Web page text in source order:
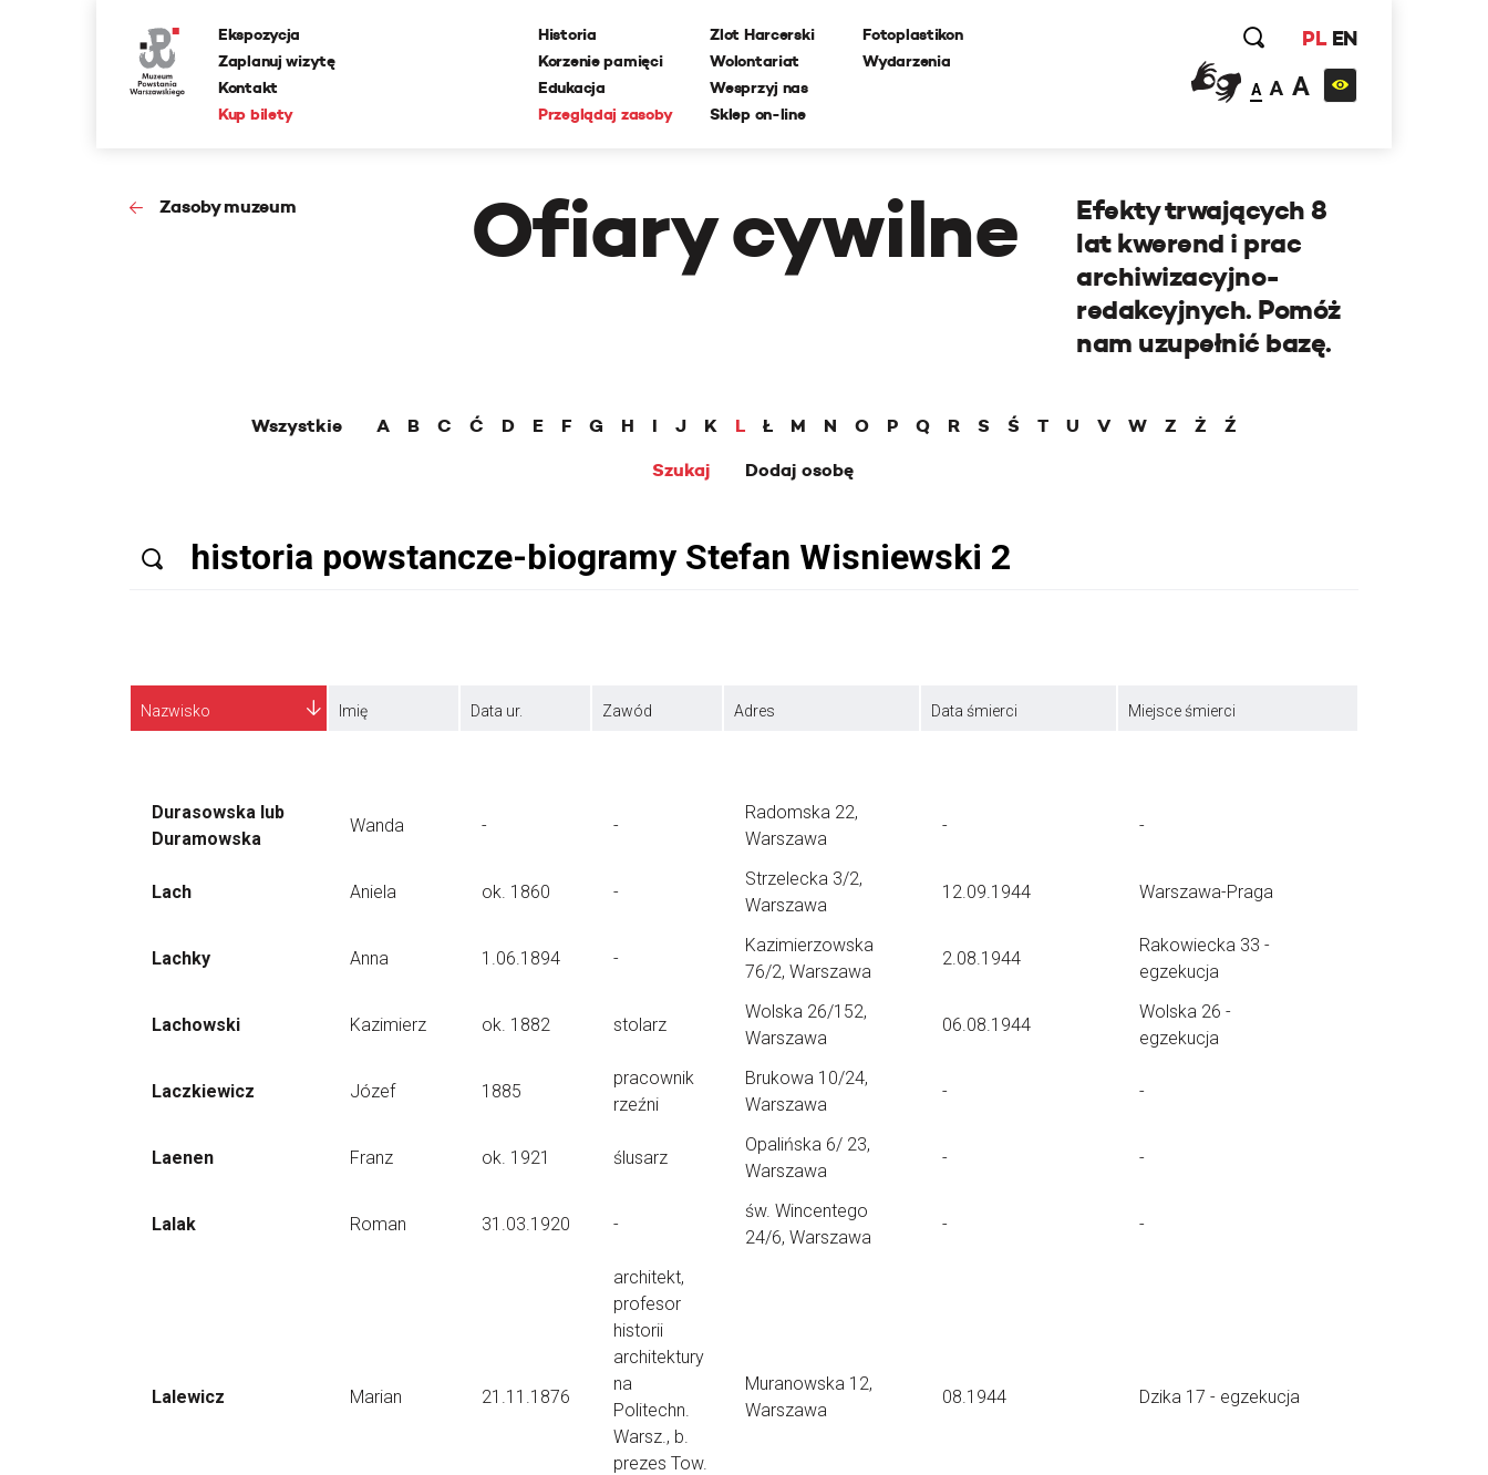
Ekspozycja
Zaplanuj wizytę
Kontakt
Kup bilety
Historia
Korzenie pamięci
Edukacja
Przeglądaj zasoby
Zlot Harcerski
Wolontariat
Wesprzyj nas
Sklep on-line
Fotoplastikon
Wydarzenia
PL EN
A A A
Zasoby muzeum Ofiary cywilne
Efekty trwających 8
lat kwerend i prac
archiwizacyjno-
redakcyjnych. Pomóż
nam uzupełnić bazę.
Wszystkie A B C Ć D E F G H I J K L Ł M N O P Q R S Ś T U V W Z Ż
Ź
Szukaj
Dodaj osobę
Nazwisko Imię Data ur. Zawód Adres Data śmierci Miejsce śmierci
Durasowska lub
Duramowska
Wanda - -
Radomska 22,
Warszawa
- -
Lach Aniela ok. 1860 -
Strzelecka 3/2,
Warszawa
12.09.1944 Warszawa-Praga
Lachky Anna 1.06.1894 -
Kazimierzowska
76/2, Warszawa
2.08.1944
Rakowiecka 33 -
egzekucja
Lachowski Kazimierz ok. 1882 stolarz
Wolska 26/152,
Warszawa
06.08.1944
Wolska 26 -
egzekucja
Laczkiewicz Józef 1885
pracownik
rzeźni
Brukowa 10/24,
Warszawa
- -
Laenen Franz ok. 1921 ślusarz
Opalińska 6/ 23,
Warszawa
- -
Lalak Roman 31.03.1920 -
św. Wincentego
24/6, Warszawa
- -
Lalewicz Marian 21.11.1876
architekt,
profesor
historii
architektury
na
Politechn.
Warsz., b.
prezes Tow.
Muranowska 12,
Warszawa
08.1944 Dzika 17 - egzekucja